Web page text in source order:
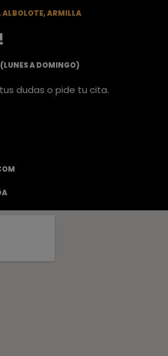
ARMILLA
A DOMINGO)
dudas o pide tu cita.